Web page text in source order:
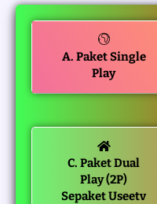
A. Paket Single
Play
C. Paket Dual
Play (2P)
Sepaket Useetv